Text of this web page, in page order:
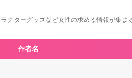
クターグッズなど女性の求める情報が集ま
作者名